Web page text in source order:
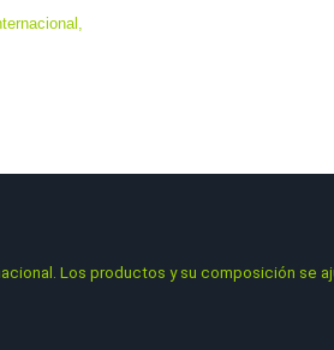
Los productos y su composición se